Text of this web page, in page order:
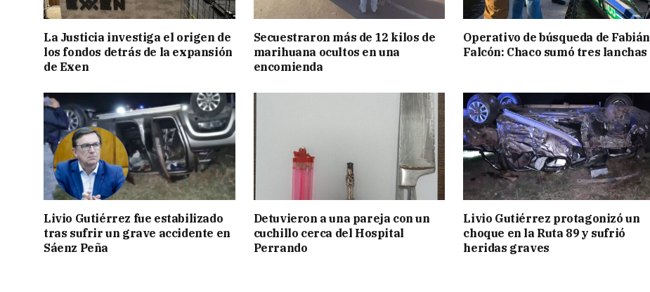
La Justicia investiga el origen de
los fondos detrás de la expansión
de Exen
Secuestraron más de 12 kilos de
marihuana ocultos en una
encomienda
Operativo de búsqueda de Fabián
Falcón: Chaco sumó tres lanchas
Livio Gutiérrez fue estabilizado
tras sufrir un grave accidente en
Sáenz Peña
Detuvieron a una pareja con un
cuchillo cerca del Hospital
Perrando
Livio Gutiérrez protagonizó un
choque en la Ruta 89 y sufrió
heridas graves